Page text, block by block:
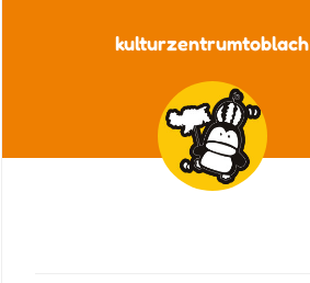
kulturzentrumtoblach